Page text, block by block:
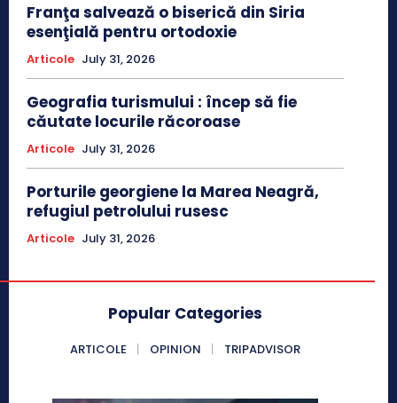
Franţa salvează o biserică din Siria
esenţială pentru ortodoxie
Articole July 31, 2026
Geografia turismului : încep să fie
căutate locurile răcoroase
Articole July 31, 2026
Porturile georgiene la Marea Neagră,
refugiul petrolului rusesc
Articole July 31, 2026
Popular Categories
ARTICOLE OPINION TRIPADVISOR